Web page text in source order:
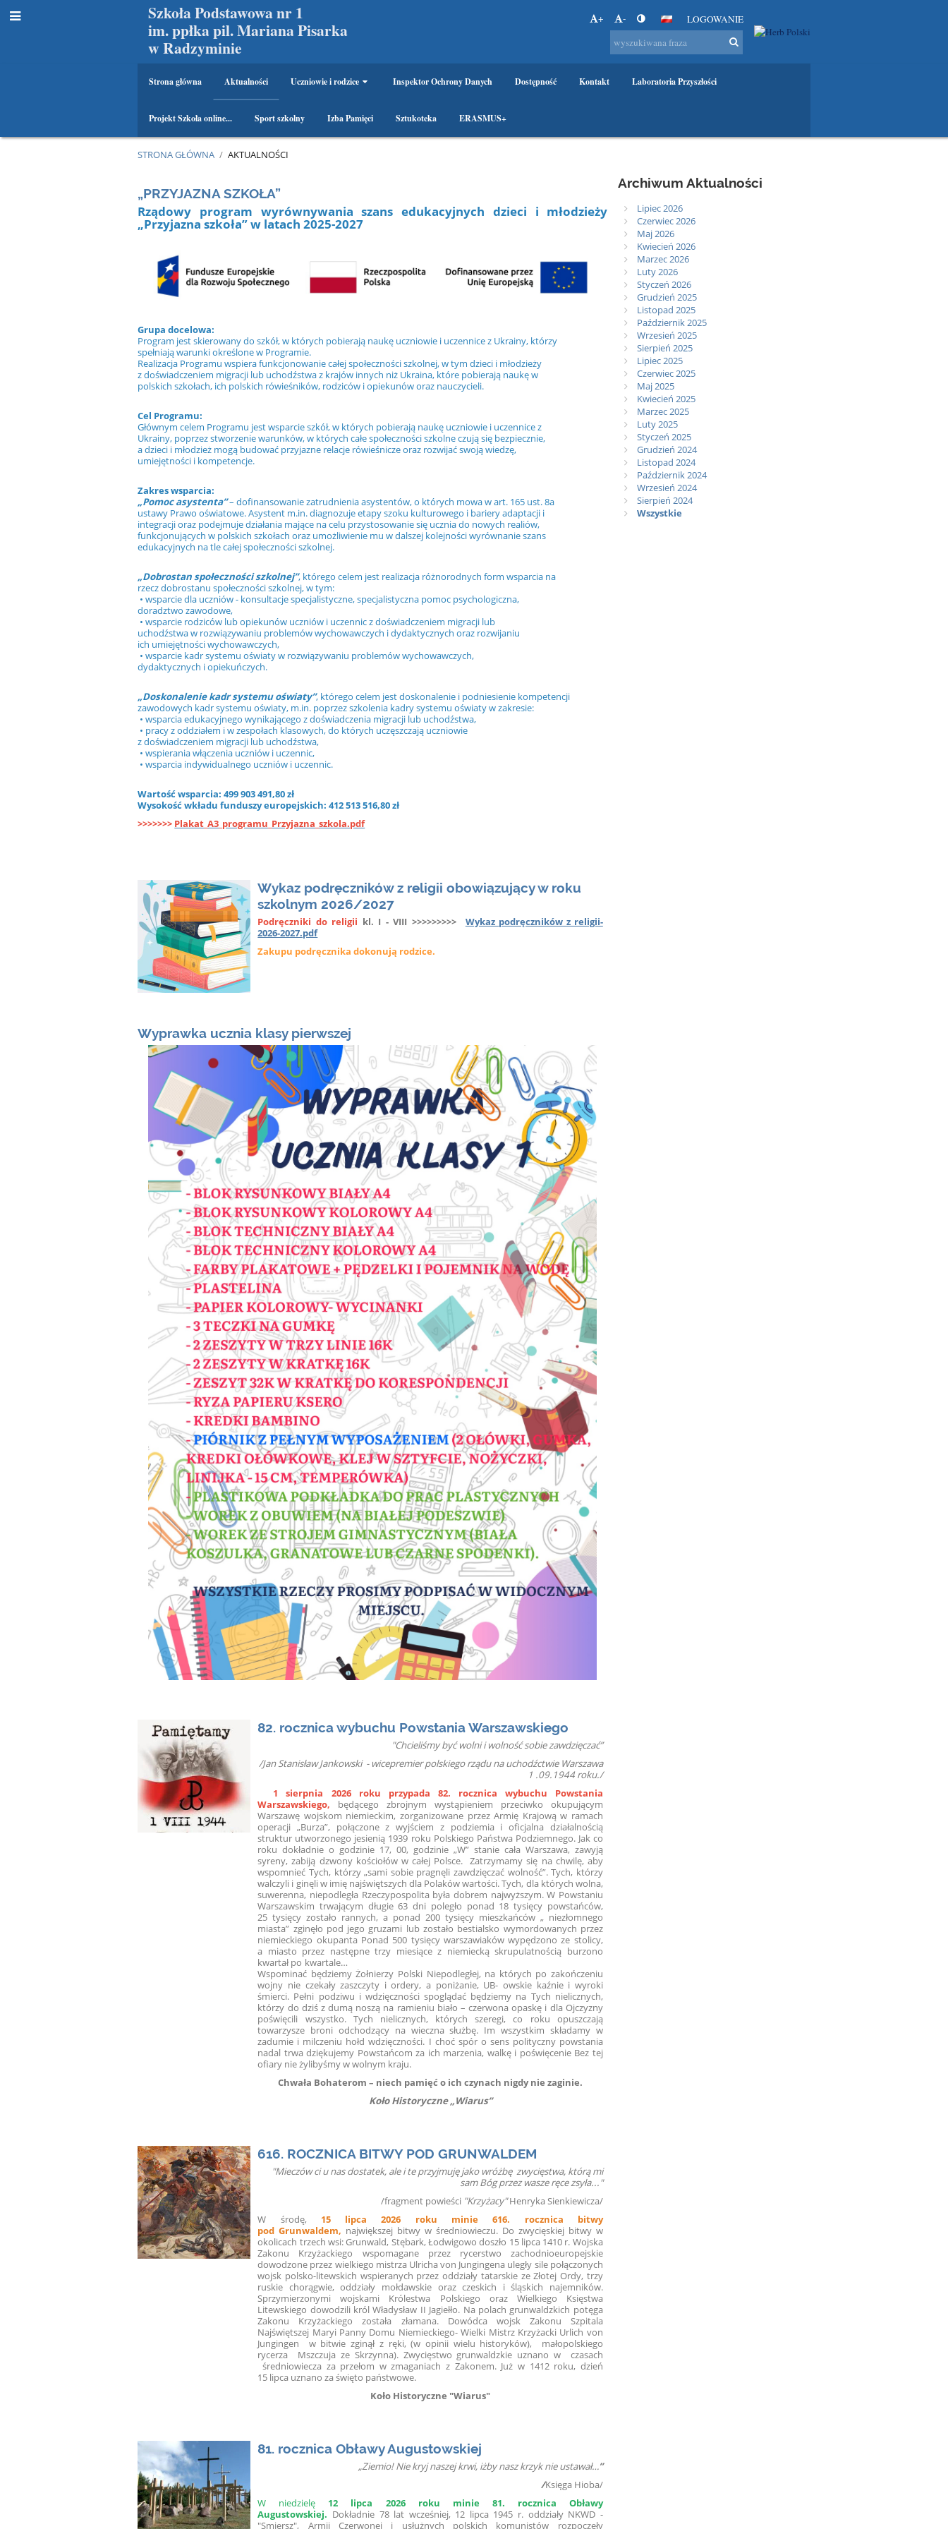
Szkoła Podstawowa nr 1
im. ppłka pil. Mariana Pisarka
w Radzyminie
+ - LOGOWANIE
Strona główna Aktualności Uczniowie i rodzice Inspektor Ochrony Danych Dostępność Kontakt Laboratoria Przyszłości
Projekt Szkoła online... Sport szkolny Izba Pamięci Sztukoteka ERASMUS+
STRONA GŁÓWNA / AKTUALNOŚCI
„PRZYJAZNA SZKOŁA”
Rządowy program wyrównywania szans edukacyjnych dzieci i młodzieży
„Przyjazna szkoła” w latach 2025-2027
Grupa docelowa:
Program jest skierowany do szkół, w których pobierają naukę uczniowie i uczennice z Ukrainy, którzy
spełniają warunki określone w Programie.
Realizacja Programu wspiera funkcjonowanie całej społeczności szkolnej, w tym dzieci i młodzieży
z doświadczeniem migracji lub uchodźstwa z krajów innych niż Ukraina, które pobierają naukę w
polskich szkołach, ich polskich rówieśników, rodziców i opiekunów oraz nauczycieli.
Cel Programu:
Głównym celem Programu jest wsparcie szkół, w których pobierają naukę uczniowie i uczennice z
Ukrainy, poprzez stworzenie warunków, w których całe społeczności szkolne czują się bezpiecznie,
a dzieci i młodzież mogą budować przyjazne relacje rówieśnicze oraz rozwijać swoją wiedzę,
umiejętności i kompetencje.
Zakres wsparcia:
„Pomoc asystenta”– dofinansowanie zatrudnienia asystentów, o których mowa w art. 165 ust. 8a
ustawy Prawo oświatowe. Asystent m.in. diagnozuje etapy szoku kulturowego i bariery adaptacji i
integracji oraz podejmuje działania mające na celu przystosowanie się ucznia do nowych realiów,
funkcjonujących w polskich szkołach oraz umożliwienie mu w dalszej kolejności wyrównanie szans
edukacyjnych na tle całej społeczności szkolnej.
„Dobrostan społeczności szkolnej”, którego celem jest realizacja różnorodnych form wsparcia na
rzecz dobrostanu społeczności szkolnej, w tym:
• wsparcie dla uczniów - konsultacje specjalistyczne, specjalistyczna pomoc psychologiczna,
doradztwo zawodowe,
• wsparcie rodziców lub opiekunów uczniów i uczennic z doświadczeniem migracji lub
uchodźstwa w rozwiązywaniu problemów wychowawczych i dydaktycznych oraz rozwijaniu
ich umiejętności wychowawczych,
• wsparcie kadr systemu oświaty w rozwiązywaniu problemów wychowawczych,
dydaktycznych i opiekuńczych.
„Doskonalenie kadr systemu oświaty”, którego celem jest doskonalenie i podniesienie kompetencji
zawodowych kadr systemu oświaty, m.in. poprzez szkolenia kadry systemu oświaty w zakresie:
• wsparcia edukacyjnego wynikającego z doświadczenia migracji lub uchodźstwa,
• pracy z oddziałem i w zespołach klasowych, do których uczęszczają uczniowie
z doświadczeniem migracji lub uchodźstwa,
• wspierania włączenia uczniów i uczennic,
• wsparcia indywidualnego uczniów i uczennic.
Wartość wsparcia: 499 903 491,80 zł
Wysokość wkładu funduszy europejskich: 412 513 516,80 zł
>>>>>>> Plakat_A3_programu_Przyjazna_szkola.pdf
Wykaz podręczników z religii obowiązujący w roku
szkolnym 2026/2027
Podręczniki do religii kl. I - VIII >>>>>>>>> Wykaz_podręczników_z_religii-
2026-2027.pdf
Zakupu podręcznika dokonują rodzice.
Wyprawka ucznia klasy pierwszej
82. rocznica wybuchu Powstania Warszawskiego
"Chcieliśmy być wolni i wolność sobie zawdzięczać”
/Jan Stanisław Jankowski - wicepremier polskiego rządu na uchodźctwie Warszawa
1 .09.1944 roku./
1 sierpnia 2026 roku przypada 82. rocznica wybuchu Powstania
Warszawskiego,
będącego zbrojnym wystąpieniem przeciwko okupującym
Warszawę wojskom niemieckim, zorganizowane przez Armię Krajową w ramach
operacji „Burza”, połączone z wyjściem z podziemia i oficjalna działalnością
struktur utworzonego jesienią 1939 roku Polskiego Państwa Podziemnego. Jak co
roku dokładnie o godzinie 17, 00, godzinie „W” stanie cała Warszawa, zawyją
syreny, zabiją dzwony kościołów w całej Polsce. Zatrzymamy się na chwilę, aby
wspomnieć Tych, którzy „sami sobie pragnęli zawdzięczać wolność”. Tych, którzy
walczyli i ginęli w imię najświętszych dla Polaków wartości. Tych, dla których wolna,
suwerenna, niepodległa Rzeczypospolita była dobrem najwyższym. W Powstaniu
Warszawskim trwającym długie 63 dni poległo ponad 18 tysięcy powstańców,
25 tysięcy zostało rannych, a ponad 200 tysięcy mieszkańców „ niezłomnego
miasta” zginęło pod jego gruzami lub zostało bestialsko wymordowanych przez
niemieckiego okupanta Ponad 500 tysięcy warszawiaków wypędzono ze stolicy,
a miasto przez następne trzy miesiące z niemiecką skrupulatnością burzono
kwartał po kwartale…
Wspominać będziemy Żołnierzy Polski Niepodległej, na których po zakończeniu
wojny nie czekały zaszczyty i ordery, a poniżanie, UB- owskie kaźnie i wyroki
śmierci. Pełni podziwu i wdzięczności spoglądać będziemy na Tych nielicznych,
którzy do dziś z dumą noszą na ramieniu biało – czerwona opaskę i dla Ojczyzny
poświęcili wszystko. Tych nielicznych, których szeregi, co roku opuszczają
towarzysze broni odchodzący na wieczna służbę. Im wszystkim składamy w
zadumie i milczeniu hołd wdzięczności. I choć spór o sens polityczny powstania
nadal trwa dziękujemy Powstańcom za ich marzenia, walkę i poświęcenie Bez tej
ofiary nie żylibyśmy w wolnym kraju.
Chwała Bohaterom – niech pamięć o ich czynach nigdy nie zaginie.
Koło Historyczne „Wiarus”
616. ROCZNICA BITWY POD GRUNWALDEM
"Mieczów ci u nas dostatek, ale i te przyjmuję jako wróżbę zwycięstwa, którą mi
sam Bóg przez wasze ręce zsyła..."
/fragment powieści "Krzyżacy"Henryka Sienkiewicza/
W środę, 15 lipca 2026 roku minie 616. rocznica bitwy
pod Grunwaldem, największej bitwy w średniowieczu. Do zwycięskiej bitwy w
okolicach trzech wsi: Grunwald, Stębark, Łodwigowo doszło 15 lipca 1410 r. Wojska
Zakonu Krzyżackiego wspomagane przez rycerstwo zachodnioeuropejskie
dowodzone przez wielkiego mistrza Ulricha von Jungingena uległy sile połączonych
wojsk polsko-litewskich wspieranych przez oddziały tatarskie ze Złotej Ordy, trzy
ruskie chorągwie, oddziały mołdawskie oraz czeskich i śląskich najemników.
Sprzymierzonymi wojskami Królestwa Polskiego oraz Wielkiego Księstwa
Litewskiego dowodzili król Władysław II Jagiełło. Na polach grunwaldzkich potęga
Zakonu Krzyżackiego została złamana. Dowódca wojsk Zakonu Szpitala
Najświętszej Maryi Panny Domu Niemieckiego- Wielki Mistrz Krzyżacki Urlich von
Jungingen w bitwie zginął z ręki, (w opinii wielu historyków), małopolskiego
rycerza Mszczuja ze Skrzynna). Zwycięstwo grunwaldzkie uznano w czasach
średniowiecza za przełom w zmaganiach z Zakonem. Już w 1412 roku, dzień
15 lipca uznano za święto państwowe.
Koło Historyczne "Wiarus"
81. rocznica Obławy Augustowskiej
„Ziemio! Nie kryj naszej krwi, iżby nasz krzyk nie ustawał…”
/Księga Hioba/
W niedzielę 12 lipca 2026 roku minie 81. rocznica Obławy
Augustowskiej. Dokładnie 78 lat wcześniej, 12 lipca 1945 r. oddziały NKWD -
"Smiersz", Armii Czerwonej i usłużnych polskich komunistów rozpoczęły
Archiwum Aktualności
Lipiec 2026
Czerwiec 2026
Maj 2026
Kwiecień 2026
Marzec 2026
Luty 2026
Styczeń 2026
Grudzień 2025
Listopad 2025
Październik 2025
Wrzesień 2025
Sierpień 2025
Lipiec 2025
Czerwiec 2025
Maj 2025
Kwiecień 2025
Marzec 2025
Luty 2025
Styczeń 2025
Grudzień 2024
Listopad 2024
Październik 2024
Wrzesień 2024
Sierpień 2024
Wszystkie